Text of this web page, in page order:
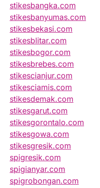
stikesbangka.com
stikesbanyumas.com
stikesbekasi.com
stikesblitar.com
stikesbogor.com
stikesbrebes.com
stikescianjur.com
stikesciamis.com
stikesdemak.com
stikesgarut.com
stikesgorontalo.com
stikesgowa.com
stikesgresik.com
spigresik.com
spigianyar.com
spigrobongan.com